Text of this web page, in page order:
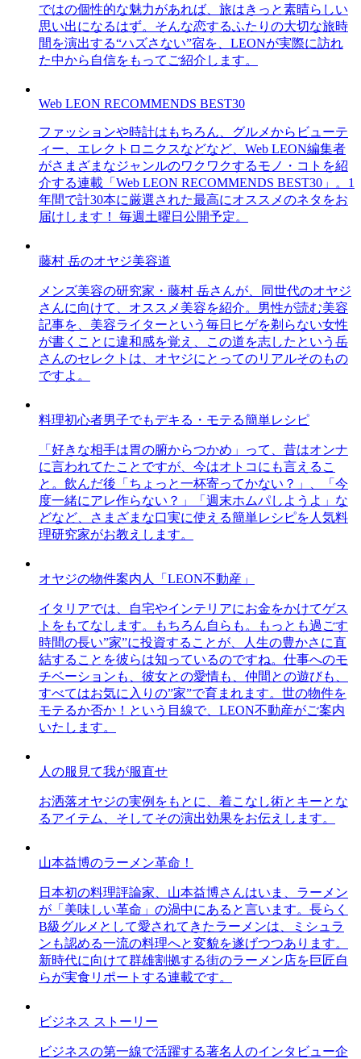
ではの個性的な魅力があれば、旅はきっと素晴らしい
思い出になるはず。そんな恋するふたりの大切な旅時
間を演出する“ハズさない”宿を、LEONが実際に訪れ
た中から自信をもってご紹介します。
Web LEON RECOMMENDS BEST30
ファッションや時計はもちろん、グルメからビューテ
ィー、エレクトロニクスなどなど、Web LEON編集者
がさまざまなジャンルのワクワクするモノ・コトを紹
介する連載「Web LEON RECOMMENDS BEST30」。1
年間で計30本に厳選された最高にオススメのネタをお
届けします！ 毎週土曜日公開予定。
藤村 岳のオヤジ美容道
メンズ美容の研究家・藤村 岳さんが、同世代のオヤジ
さんに向けて、オススメ美容を紹介。男性が読む美容
記事を、美容ライターという毎日ヒゲを剃らない女性
が書くことに違和感を覚え、この道を志したという岳
さんのセレクトは、オヤジにとってのリアルそのもの
ですよ。
料理初心者男子でもデキる・モテる簡単レシピ
「好きな相手は胃の腑からつかめ」って、昔はオンナ
に言われてたことですが、今はオトコにも言えるこ
と。飲んだ後「ちょっと一杯寄ってかない？」、「今
度一緒にアレ作らない？」「週末ホムパしようよ」な
どなど、さまざまな口実に使える簡単レシピを人気料
理研究家がお教えします。
オヤジの物件案内人「LEON不動産」
イタリアでは、自宅やインテリアにお金をかけてゲス
トをもてなします。もちろん自らも。もっとも過ごす
時間の長い”家”に投資することが、人生の豊かさに直
結することを彼らは知っているのですね。仕事へのモ
チベーションも、彼女との愛情も、仲間との遊びも、
すべてはお気に入りの”家”で育まれます。世の物件を
モテるか否か！という目線で、LEON不動産がご案内
いたします。
人の服見て我が服直せ
お洒落オヤジの実例をもとに、着こなし術とキーとな
るアイテム、そしてその演出効果をお伝えします。
山本益博のラーメン革命！
日本初の料理評論家、山本益博さんはいま、ラーメン
が「美味しい革命」の渦中にあると言います。長らく
B級グルメとして愛されてきたラーメンは、ミシュラ
ンも認める一流の料理へと変貌を遂げつつあります。
新時代に向けて群雄割拠する街のラーメン店を巨匠自
らが実食リポートする連載です。
ビジネス ストーリー
ビジネスの第一線で活躍する著名人のインタビュー企